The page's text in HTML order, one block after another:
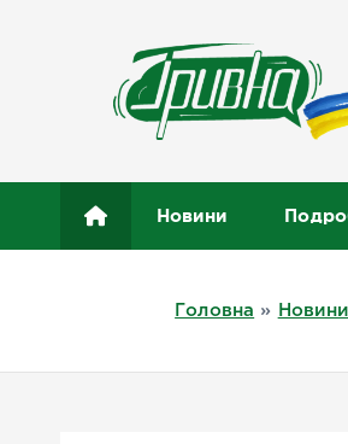
о
с
Новини
Головна » Новини